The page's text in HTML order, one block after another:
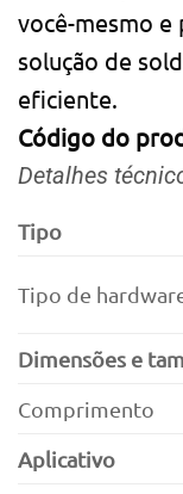
você-mesmo e
solução de
eficiente.
Código do
Detalhes
Tipo
Tipo de
Dimensões e
Comprimento
Aplicativo